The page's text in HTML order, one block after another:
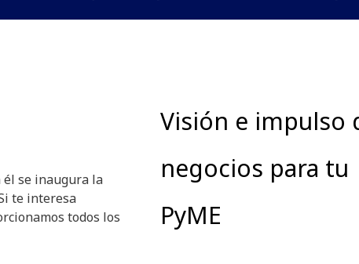
él se inaugura la
te interesa
todos los
Visión e impulso
negocios para tu
PyME